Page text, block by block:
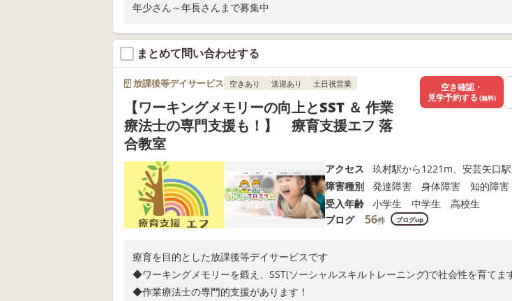
年少さん～年長さんまで募集中
まとめて問い合わせする
放課後等デイサービス 空きあり 送迎あり 土日祝営業
【ワーキングメモリーの向上とSST ＆ 作業
療法士の専門支援も！】 療育支援エフ 落
合教室
アクセス
玖村駅から1221m、安芸矢口
障害種別
発達障害 身体障害 知的障害
受入年齢
小学生 中学生 高校生
ブログ
56件 ブログup
療育を目的とした放課後等デイサービスです
◆ワーキングメモリーを鍛え、SST(ソーシャルスキルトレーニング)で社会性を育てま
◆作業療法士の専門的支援があります！
空き確認・
見学予約する (無料)